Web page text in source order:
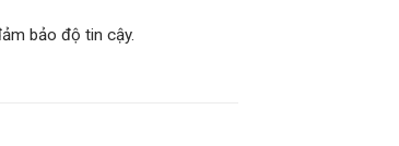
bảo độ tin cậy.